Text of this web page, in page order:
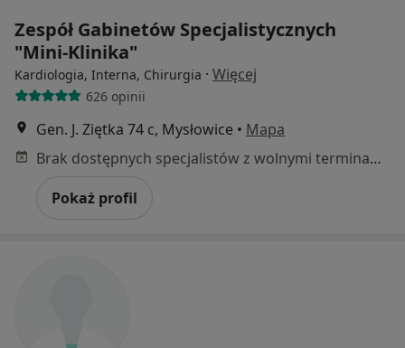
Zespół Gabinetów Specjalistycznych
"Mini-Klinika"
Kardiologia, Interna, Chirurgia · Więcej
626 opinii
Gen. J. Ziętka 74 c, Mysłowice • Mapa
Brak dostępnych specjalistów z wolnymi terminami w tym centrum medycznym.
Pokaż profil